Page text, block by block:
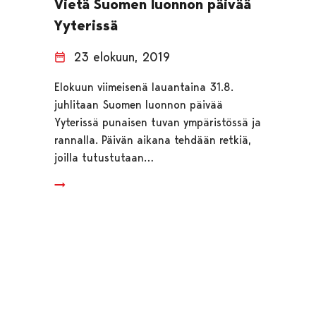
Vietä Suomen luonnon päivää
Yyterissä
23 elokuun, 2019
Elokuun viimeisenä lauantaina 31.8.
juhlitaan Suomen luonnon päivää
Yyterissä punaisen tuvan ympäristössä ja
rannalla. Päivän aikana tehdään retkiä,
joilla tutustutaan…